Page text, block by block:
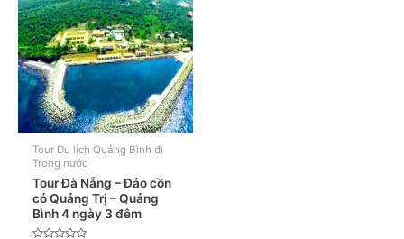
Tour Du lịch Quảng Bình đi
Trong nước
Tour Đà Nẵng – Đảo cồn
cỏ Quảng Trị – Quảng
Bình 4 ngày 3 đêm